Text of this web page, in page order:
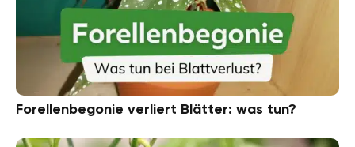
Forellenbegonie verliert Blätter: was tun?